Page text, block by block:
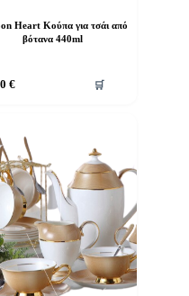
Heart Κούπα για τσάι από
βότανα 440ml
€ 🛒